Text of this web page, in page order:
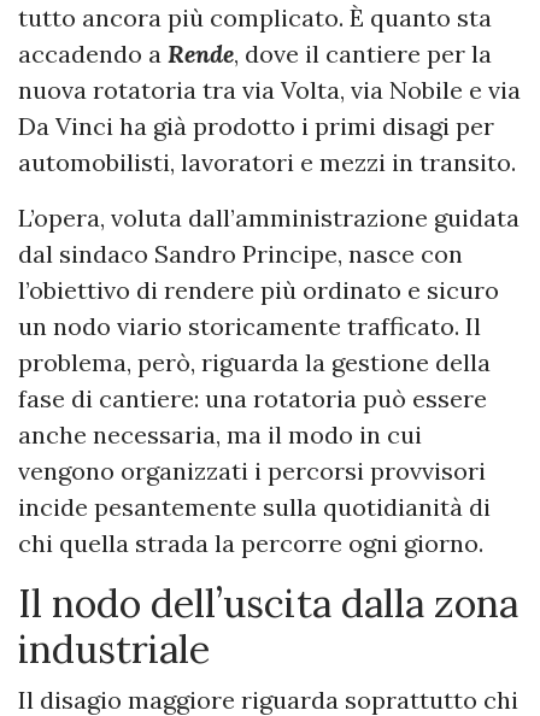
tutto ancora più complicato. È quanto sta
accadendo a Rende, dove il cantiere per la
nuova rotatoria tra via Volta, via Nobile e via
Da Vinci ha già prodotto i primi disagi per
automobilisti, lavoratori e mezzi in transito.
L’opera, voluta dall’amministrazione guidata
dal sindaco Sandro Principe, nasce con
l’obiettivo di rendere più ordinato e sicuro
un nodo viario storicamente trafficato. Il
problema, però, riguarda la gestione della
fase di cantiere: una rotatoria può essere
anche necessaria, ma il modo in cui
vengono organizzati i percorsi provvisori
incide pesantemente sulla quotidianità di
chi quella strada la percorre ogni giorno.
Il nodo dell’uscita dalla zona
industriale
Il disagio maggiore riguarda soprattutto chi